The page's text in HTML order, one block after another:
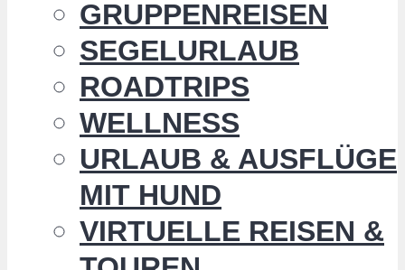
GRUPPENREISEN
SEGELURLAUB
ROADTRIPS
WELLNESS
URLAUB & AUSFLÜGE
MIT HUND
VIRTUELLE REISEN &